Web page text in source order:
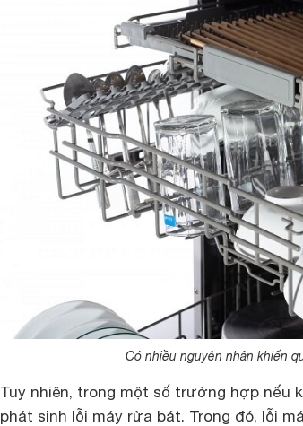
Có nhiều nguyên nhân khiến
Tuy nhiên, trong một số trường hợp nếu
phát sinh lỗi máy rửa bát. Trong đó, lỗi